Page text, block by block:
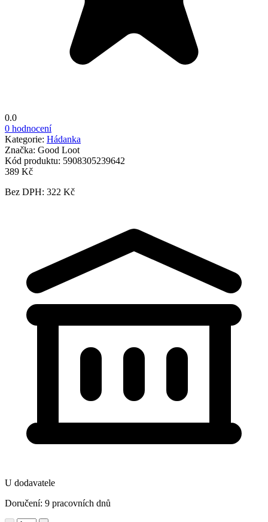
0.0
0 hodnocení
Kategorie: Hádanka
Značka: Good Loot
Kód produktu: 5908305239642
389 Kč
Bez DPH: 322 Kč
U dodavatele
Doručení: 9 pracovních dnů